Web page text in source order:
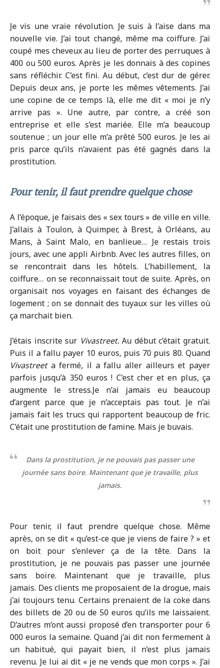
Je vis une vraie révolution. Je suis à l’aise dans ma
nouvelle vie. J’ai tout changé, même ma coiffure. J’ai
coupé mes cheveux au lieu de porter des perruques à
400 ou 500 euros. Après je les donnais à des copines
sans réfléchir. C’est fini. Au début, c’est dur de gérer.
Depuis deux ans, je porte les mêmes vêtements. J’ai
une copine de ce temps là, elle me dit « moi je n’y
arrive pas ». Une autre, par contre, a créé son
entreprise et elle s’est mariée. Elle m’a beaucoup
soutenue ; un jour elle m’a prêté 500 euros. Je les ai
pris parce qu’ils n’avaient pas été gagnés dans la
prostitution.
Pour tenir, il faut prendre quelque chose
A l’époque, je faisais des « sex tours » de ville en ville.
J’allais à Toulon, à Quimper, à Brest, à Orléans, au
Mans, à Saint Malo, en banlieue… Je restais trois
jours, avec une appli Airbnb. Avec les autres filles, on
se rencontrait dans les hôtels. L’habillement, la
coiffure… on se reconnaissait tout de suite. Après, on
organisait nos voyages en faisant des échanges de
logement ; on se donnait des tuyaux sur les villes où
ça marchait bien.
J’étais inscrite sur Vivastreet.Au début c’était gratuit.
Puis il a fallu payer 10 euros, puis 70 puis 80. Quand
Vivastreeta fermé, il a fallu aller ailleurs et payer
parfois jusqu’à 350 euros ! C’est cher et en plus, ça
augmente le stress.Je n’ai jamais eu beaucoup
d’argent parce que je n’acceptais pas tout. Je n’ai
jamais fait les trucs qui rapportent beaucoup de fric.
C’était une prostitution de famine. Mais je buvais.
Dans la prostitution, je ne pouvais pas passer une
journée sans boire. Maintenant que je travaille, plus
jamais.
Pour tenir, il faut prendre quelque chose. Même
après, on se dit « qu’est-ce que je viens de faire ? » et
on boit pour s’enlever ça de la tête. Dans la
prostitution, je ne pouvais pas passer une journée
sans boire. Maintenant que je travaille, plus
jamais. Des clients me proposaient de la drogue, mais
j’ai toujours tenu. Certains prenaient de la coke dans
des billets de 20 ou de 50 euros qu’ils me laissaient.
D’autres m’ont aussi proposé d’en transporter pour 6
000 euros la semaine. Quand j’ai dit non fermement à
un habitué, qui payait bien, il n’est plus jamais
revenu. Je lui ai dit « je ne vends que mon corps ». J’ai